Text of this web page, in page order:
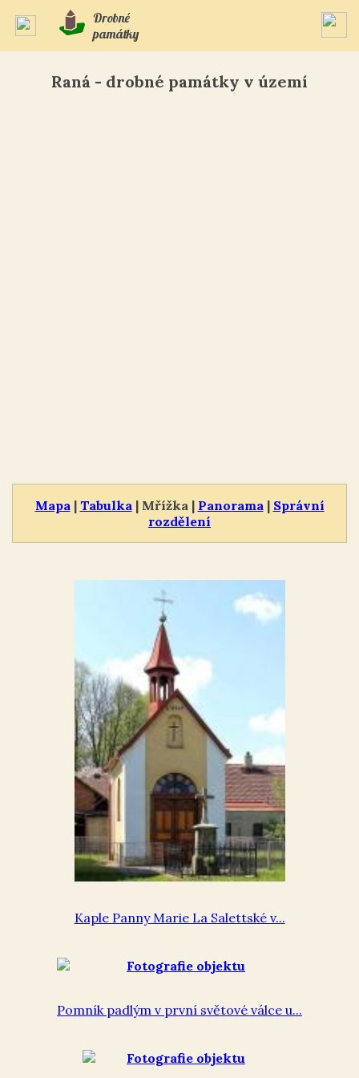
Drobné
památky
Raná - drobné památky v území
Mapa | Tabulka | Mřížka | Panorama | Správní
rozdělení
Kaple Panny Marie La Salettské v...
Pomník padlým v první světové válce u...